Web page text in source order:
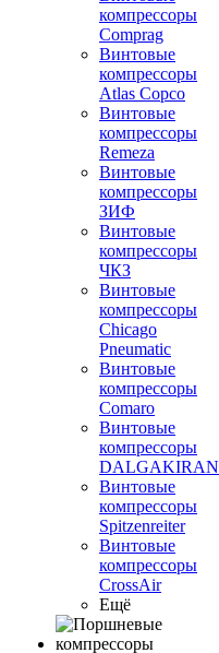
компрессоры
Comprag
Винтовые
компрессоры
Atlas Copco
Винтовые
компрессоры
Remeza
Винтовые
компрессоры
ЗИФ
Винтовые
компрессоры
ЧКЗ
Винтовые
компрессоры
Chicago
Pneumatic
Винтовые
компрессоры
Comaro
Винтовые
компрессоры
DALGAKIRAN
Винтовые
компрессоры
Spitzenreiter
Винтовые
компрессоры
CrossAir
Ещё